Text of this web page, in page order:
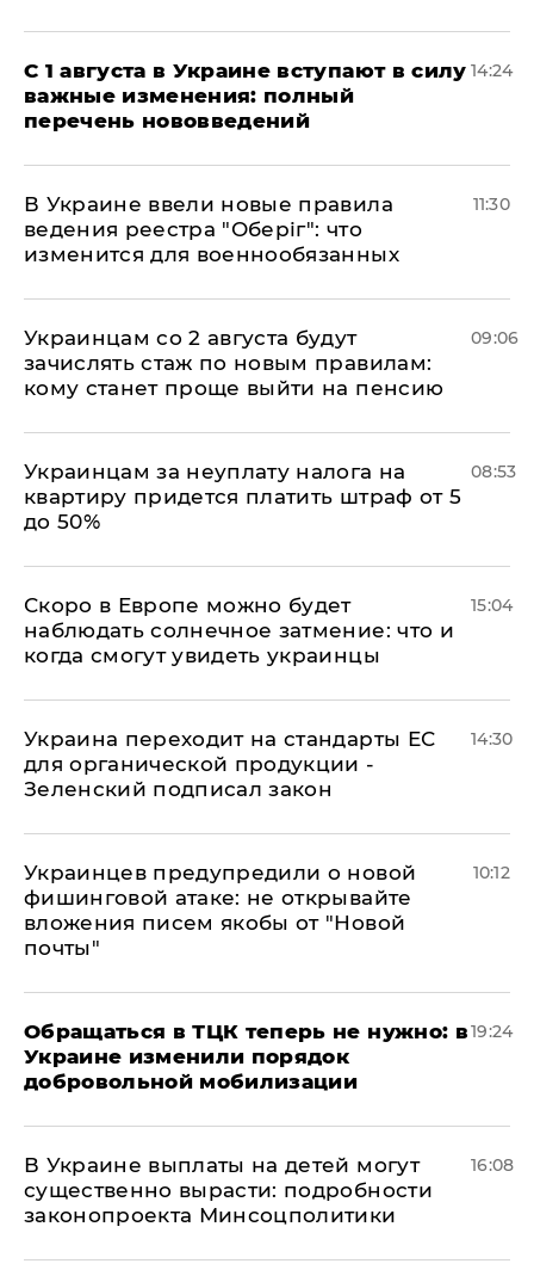
С 1 августа в Украине вступают в силу
важные изменения: полный
перечень нововведений
14:24
В Украине ввели новые правила
ведения реестра "Оберіг": что
изменится для военнообязанных
11:30
Украинцам со 2 августа будут
зачислять стаж по новым правилам:
кому станет проще выйти на пенсию
09:06
Украинцам за неуплату налога на
квартиру придется платить штраф от 5
до 50%
08:53
Скоро в Европе можно будет
наблюдать солнечное затмение: что и
когда смогут увидеть украинцы
15:04
Украина переходит на стандарты ЕС
для органической продукции -
Зеленский подписал закон
14:30
Украинцев предупредили о новой
фишинговой атаке: не открывайте
вложения писем якобы от "Новой
почты"
10:12
Обращаться в ТЦК теперь не нужно: в
Украине изменили порядок
добровольной мобилизации
19:24
В Украине выплаты на детей могут
существенно вырасти: подробности
законопроекта Минсоцполитики
16:08